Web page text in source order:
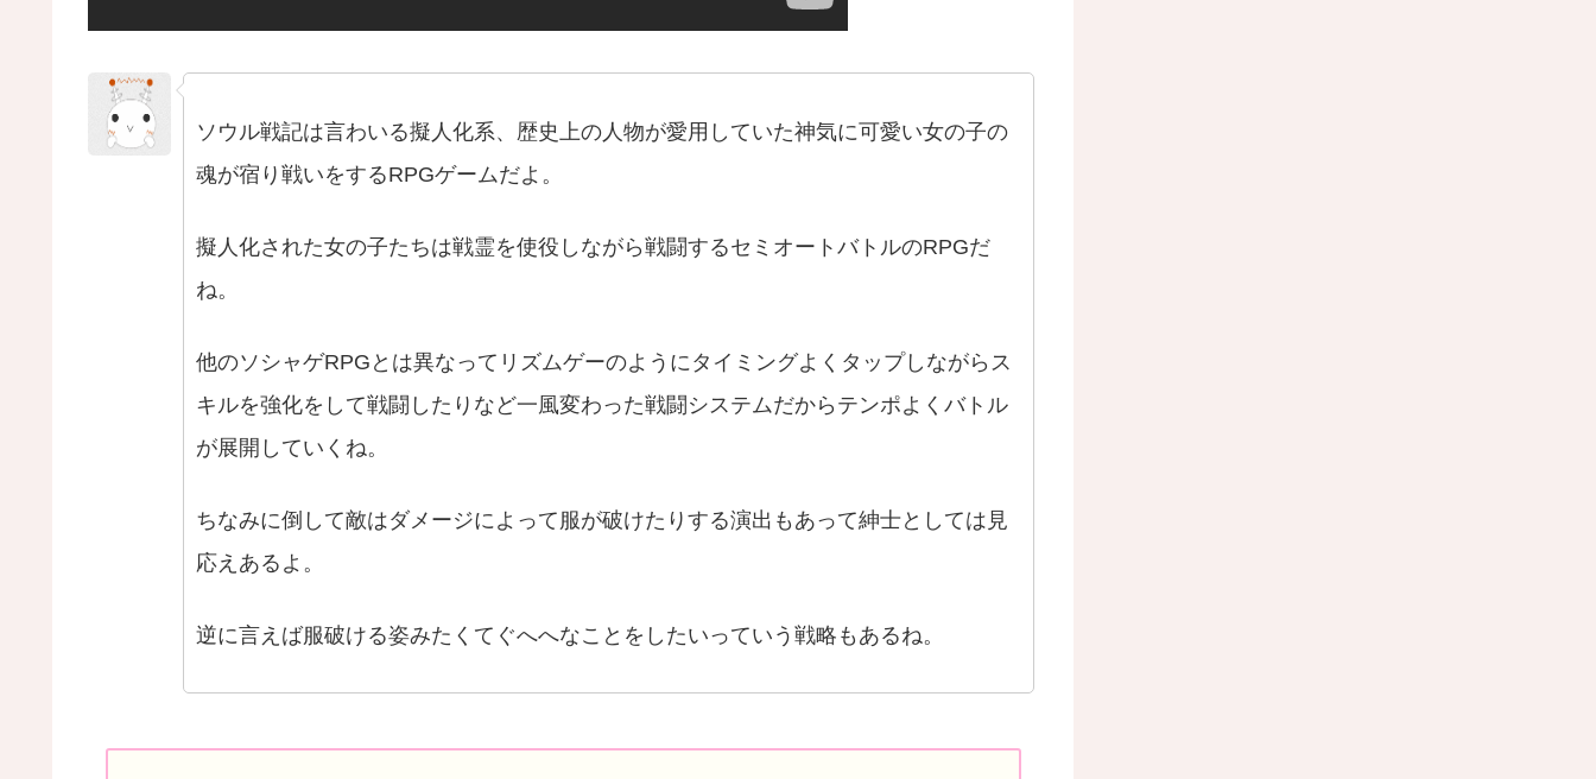
ソウル戦記は言わいる擬人化系、歴史上の人物が愛用していた神気に可愛い女の子の
魂が宿り戦いをするRPGゲームだよ。
擬人化された女の子たちは戦霊を使役しながら戦闘するセミオートバトルのRPGだ
ね。
他のソシャゲRPGとは異なってリズムゲーのようにタイミングよくタップしながらス
キルを強化をして戦闘したりなど一風変わった戦闘システムだからテンポよくバトル
が展開していくね。
ちなみに倒して敵はダメージによって服が破けたりする演出もあって紳士としては見
応えあるよ。
逆に言えば服破ける姿みたくてぐへへなことをしたいっていう戦略もあるね。